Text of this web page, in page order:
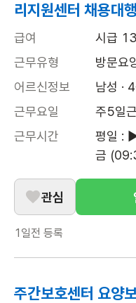
리지원센터 채용
급여
시급
근무유형
방문요
어르신정보
남성 ·
근무요일
주5일
근무시간
평일 :
금
관심
1일전 등록
주간보호센터 요양